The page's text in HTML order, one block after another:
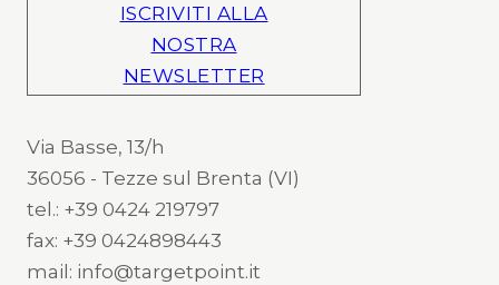
ISCRIVITI ALLA
NOSTRA
NEWSLETTER
Via Basse, 13/h
36056 - Tezze sul Brenta (VI)
tel.: +39 0424 219797
fax: +39 0424898443
mail: info@targetpoint.it